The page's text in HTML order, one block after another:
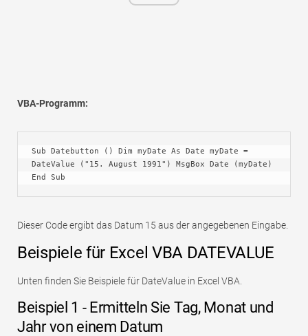
VBA-Programm:
Sub Datebutton () Dim myDate As Date myDate =
DateValue ("15. August 1991") MsgBox Date (myDate)
End Sub
Dieser Code ergibt das Datum 15 aus der angegebenen Eingabe.
Beispiele für Excel VBA DATEVALUE
Unten finden Sie Beispiele für DateValue in Excel VBA.
Beispiel 1 - Ermitteln Sie Tag, Monat und
Jahr von einem Datum